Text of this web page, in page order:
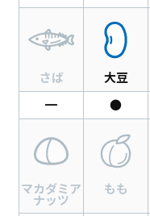
さば
━
大豆
●
マカダミア
ナッツ
もも